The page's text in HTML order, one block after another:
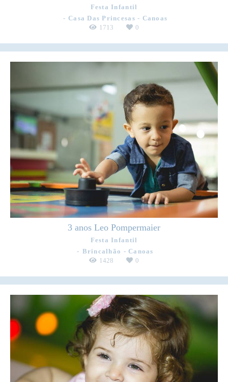
Festa Infantil
Casa Das Princesas - Canoas
1713 0
3 anos Leo Pompermaier
Festa Infantil
Brincalhão - Canoas
1428 0